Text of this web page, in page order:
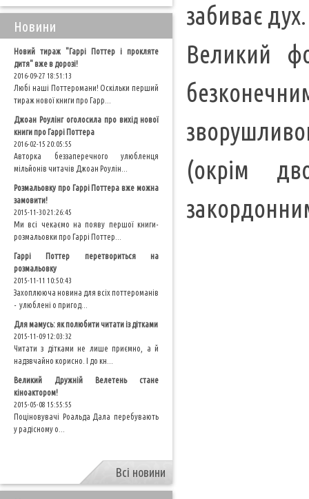
забиває дух.
Великий
(окрім
Новини
Новий тираж "Гаррі Поттер і прокляте
дитя" вже в дорозі!
2016-09-27 18:51:13
Любі наші Поттеромани! Оскільки перший
тираж нової книги про Гарр...
Джоан Роулінг оголосила про вихід нової
книги про Гаррі Поттера
2016-02-15 20:05:55
Авторка беззаперечного улюбленця
мільйонів читачів Джоан Роулін...
Розмальовку про Гаррі Поттера вже можна
замовити!
2015-11-30 21:26:45
Ми всі чекаємо на появу першої книги-
розмальовки про Гаррі Поттер...
Гаррі Поттер перетвориться на
розмальовку
2015-11-11 10:50:43
Захоплююча новина для всіх поттероманів
- улюблені о пригод...
Для мамусь: як полюбити читати із дітками
2015-11-09 12:03:32
Читати з дітками не лише приємно, а й
надзвчайно корисно. І до кн...
Великий Дружній Велетень стане
кіноактором!
2015-05-08 15:55:55
Поціновувачі Роальда Дала перебувають
у радісному о...
Всі новини